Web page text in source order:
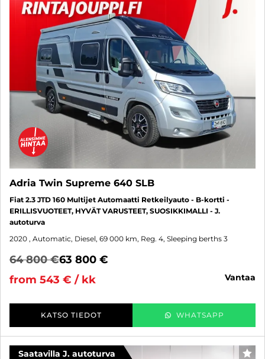
Adria Twin Supreme 640 SLB
Fiat 2.3 JTD 160 Multijet Automaatti Retkeilyauto - B-kortti -
ERILLISVUOTEET, HYVÄT VARUSTEET, SUOSIKKIMALLI - J.
autoturva
2020 , Automatic, Diesel, 69 000 km, Reg. 4, Sleeping berths 3
64 800 €63 800 €
from 543 € / kk
vantaa
KATSO TIEDOT WHATSAPP
Saatavilla J. autoturva